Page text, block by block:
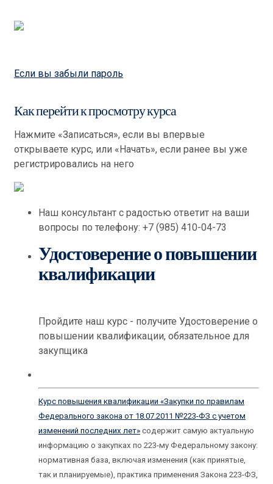
Если вы забыли пароль
Как перейти к просмотру курса
Нажмите «Записаться», если вы впервые
открываете курс, или «Начать», если ранее вы уже
регистрировались на него
Наш консультант с радостью ответит на ваши
вопросы по телефону: +7 (985) 410-04-73
Удостоверение о повышении
квалификации
Пройдите наш курс - получите Удостоверение о
повышении квалификации, обязательное для
закупщика
Курс повышения квалификации «Закупки по правилам
Федерального закона от 18.07.2011 №223-ФЗ с учетом
изменений последних лет» содержит самую актуальную
информацию о закупках по 223-му Федеральному закону:
нормативная база, включая изменения (как принятые,
так и планируемые), практика применения Закона 223-ФЗ,